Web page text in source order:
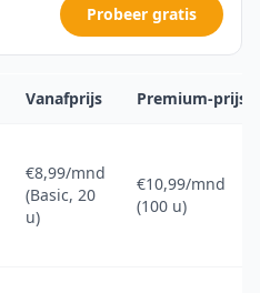
Probeer gratis
Vanafprijs Premium-prijs
€8,99/mnd
(Basic, 20
u)
€10,99/mnd
(100 u)